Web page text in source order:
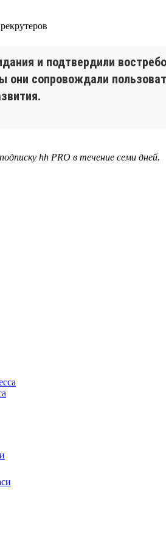
и подтвердили
сопровождали
hh PRO в течение семи дней.